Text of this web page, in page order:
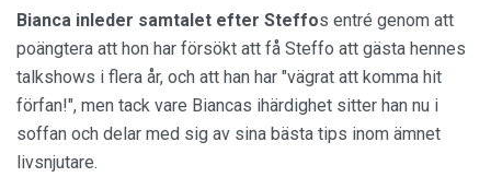
Bianca inleder samtalet efter Steffos entré genom att
poängtera att hon har försökt att få Steffo att gästa hennes
talkshows i flera år, och att han har "vägrat att komma hit
förfan!", men tack vare Biancas ihärdighet sitter han nu i
soffan och delar med sig av sina bästa tips inom ämnet
livsnjutare.